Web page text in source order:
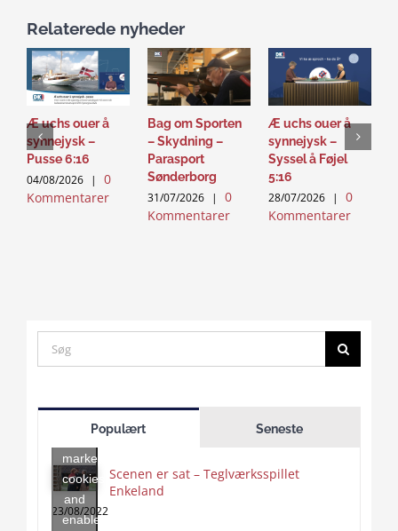
Relaterede nyheder
Æ uchs ouer å
synnejysk –
Pusse 6:16
04/08/2026 |
0
Kommentarer
Bag om Sporten
– Skydning –
Parasport
Sønderborg
31/07/2026 |
0
Kommentarer
Æ uchs ouer å
synnejysk –
Syssel å Føjel
5:16
28/07/2026 |
0
Kommentarer
Search
for:
Populært Seneste
accept
marketing
cookies
and
enable
Scenen er sat – Teglværksspillet
Enkeland
23/08/2022
Click
to